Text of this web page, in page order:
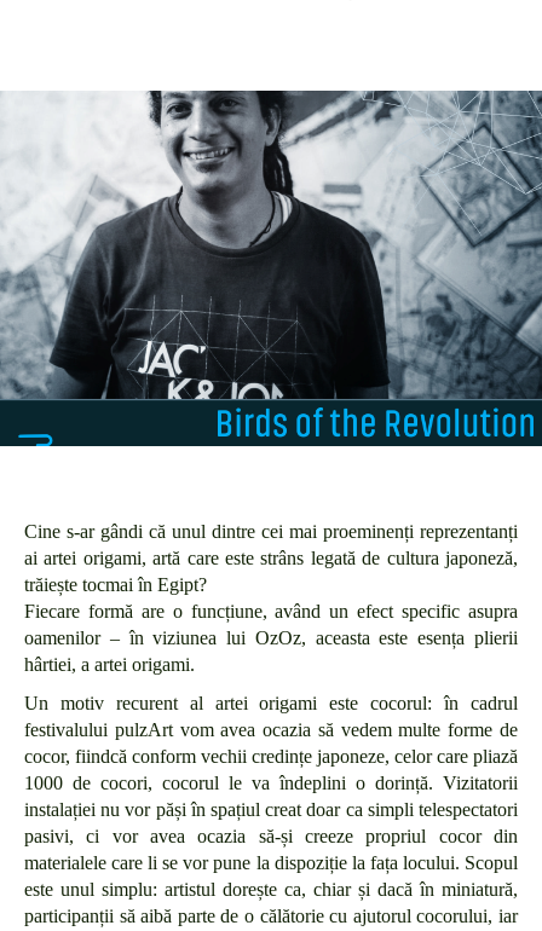
Cine s-ar gândi că unul dintre cei mai proeminenți reprezentanți
ai artei origami, artă care este strâns legată de cultura japoneză,
trăiește tocmai în Egipt?
Fiecare formă are o funcțiune, având un efect specific asupra
oamenilor – în viziunea lui OzOz, aceasta este esența plierii
hârtiei, a artei origami.
Un motiv recurent al artei origami este cocorul: în cadrul
festivalului pulzArt vom avea ocazia să vedem multe forme de
cocor, fiindcă conform vechii credințe japoneze, celor care pliază
1000 de cocori, cocorul le va îndeplini o dorință. Vizitatorii
instalației nu vor păși în spațiul creat doar ca simpli telespectatori
pasivi, ci vor avea ocazia să-și creeze propriul cocor din
materialele care li se vor pune la dispoziție la fața locului. Scopul
este unul simplu: artistul dorește ca, chiar și dacă în miniatură,
participanții să aibă parte de o călătorie cu ajutorul cocorului, iar